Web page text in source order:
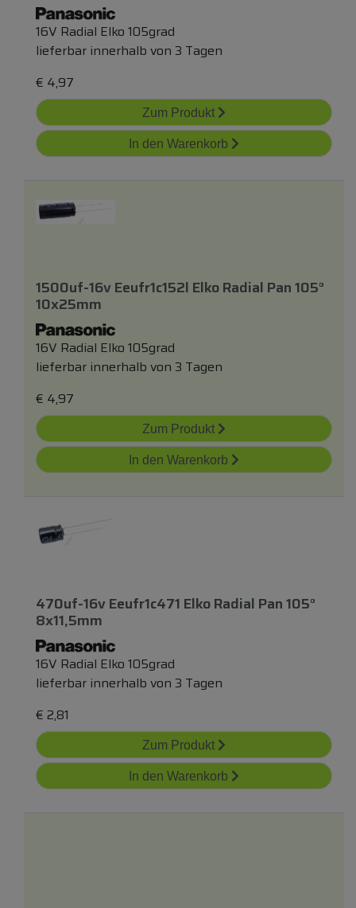
16V Radial Elko 105grad
lieferbar innerhalb von 3 Tagen
€ 4,97
Zum Produkt
In den Warenkorb
1500uf-16v Eeufr1c152l Elko Radial Pan 105°
10x25mm
16V Radial Elko 105grad
lieferbar innerhalb von 3 Tagen
€ 4,97
Zum Produkt
In den Warenkorb
470uf-16v Eeufr1c471 Elko Radial Pan 105°
8x11,5mm
16V Radial Elko 105grad
lieferbar innerhalb von 3 Tagen
€ 2,81
Zum Produkt
In den Warenkorb